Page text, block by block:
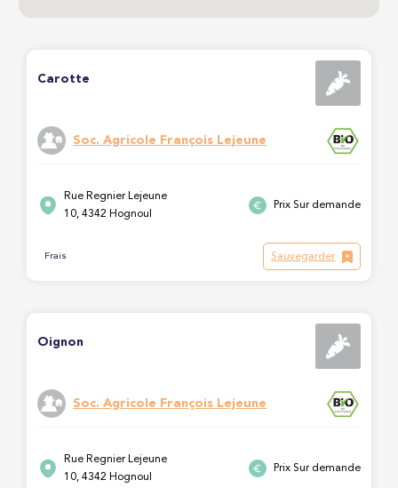
Carotte
Soc. Agricole François Lejeune
Rue Regnier Lejeune
10, 4342 Hognoul
Prix Sur demande
Frais Sauvegarder
Oignon
Soc. Agricole François Lejeune
Rue Regnier Lejeune
10, 4342 Hognoul
Prix Sur demande